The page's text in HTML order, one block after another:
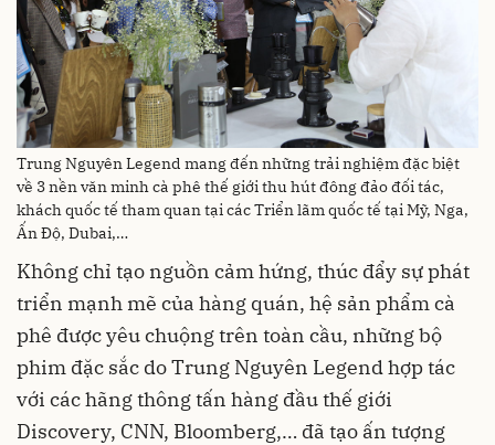
Trung Nguyên Legend mang đến những trải nghiệm đặc biệt
về 3 nền văn minh cà phê thế giới thu hút đông đảo đối tác,
khách quốc tế tham quan tại các Triển lãm quốc tế tại Mỹ, Nga,
Ấn Độ, Dubai,…
Không chỉ tạo nguồn cảm hứng, thúc đẩy sự phát
triển mạnh mẽ của hàng quán, hệ sản phẩm cà
phê được yêu chuộng trên toàn cầu, những bộ
phim đặc sắc do Trung Nguyên Legend hợp tác
với các hãng thông tấn hàng đầu thế giới
Discovery, CNN, Bloomberg,… đã tạo ấn tượng